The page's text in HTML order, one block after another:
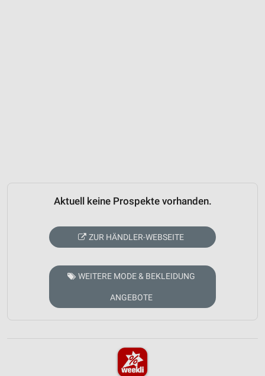
Aktuell keine Prospekte vorhanden.
ZUR HÄNDLER-WEBSEITE
WEITERE MODE & BEKLEIDUNG
ANGEBOTE